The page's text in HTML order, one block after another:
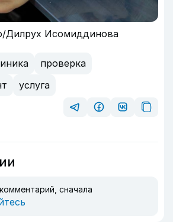
Дилрух Исомиддинова
проверка
услуга
сначала